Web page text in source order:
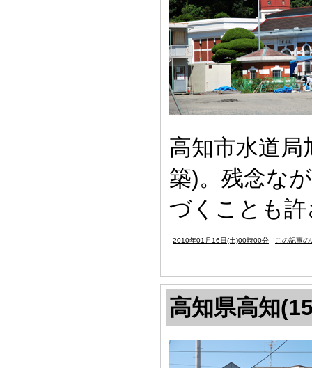
高知市水道局
築)。残念な
づくことも
2010年01月16日(土)00時00分 この記事の
高知県高知